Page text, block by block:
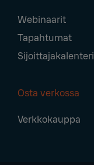
Webinaarit
Tapahtumat
Sijoittajakalenteri
Osta verkossa
Verkkokauppa